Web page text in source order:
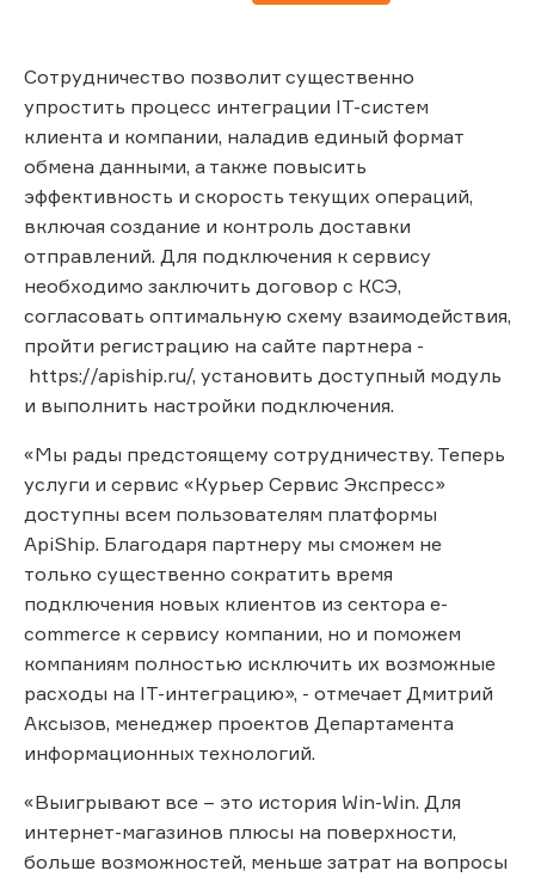
Сотрудничество позволит существенно
упростить процесс интеграции IT-систем
клиента и компании, наладив единый формат
обмена данными, а также повысить
эффективность и скорость текущих операций,
включая создание и контроль доставки
отправлений. Для подключения к сервису
необходимо заключить договор с КСЭ,
согласовать оптимальную схему взаимодействия,
пройти регистрацию на сайте партнера -
https://apiship.ru/, установить доступный модуль
и выполнить настройки подключения.
«Мы рады предстоящему сотрудничеству. Теперь
услуги и сервис «Курьер Сервис Экспресс»
доступны всем пользователям платформы
ApiShip. Благодаря партнеру мы сможем не
только существенно сократить время
подключения новых клиентов из сектора e-
commerce к сервису компании, но и поможем
компаниям полностью исключить их возможные
расходы на IT-интеграцию», - отмечает Дмитрий
Аксызов, менеджер проектов Департамента
информационных технологий.
«Выигрывают все – это история Win-Win. Для
интернет-магазинов плюсы на поверхности,
больше возможностей, меньше затрат на вопросы